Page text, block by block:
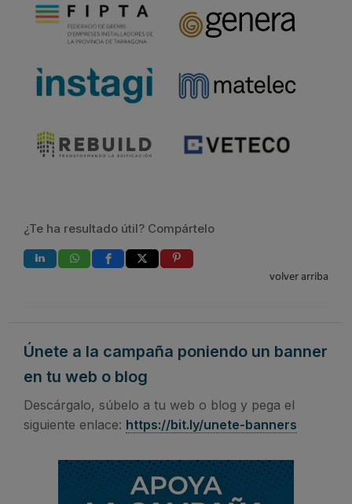
¿Te ha resultado útil? Compártelo
volver arriba
Únete a la campaña poniendo un banner
en tu web o blog
Descárgalo, súbelo a tu web o blog y pega el
siguiente enlace: https://bit.ly/unete-banners